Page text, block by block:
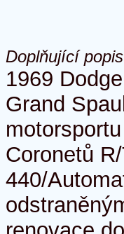
Doplňující
1969
Grand
Coronetů
440/